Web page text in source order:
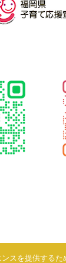
スを提供する